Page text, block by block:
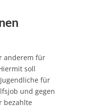
anderem für
soll
für
und gegen
bezahlte